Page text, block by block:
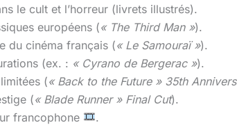
le cult et l’horreur (livrets illustrés).
européens (« The Third Man »).
du cinéma français (« Le Samouraï »).
(ex. : « Cyrano de Bergerac »).
(« Back to the Future » 35th
(« Blade Runner » Final Cut).
francophone
.